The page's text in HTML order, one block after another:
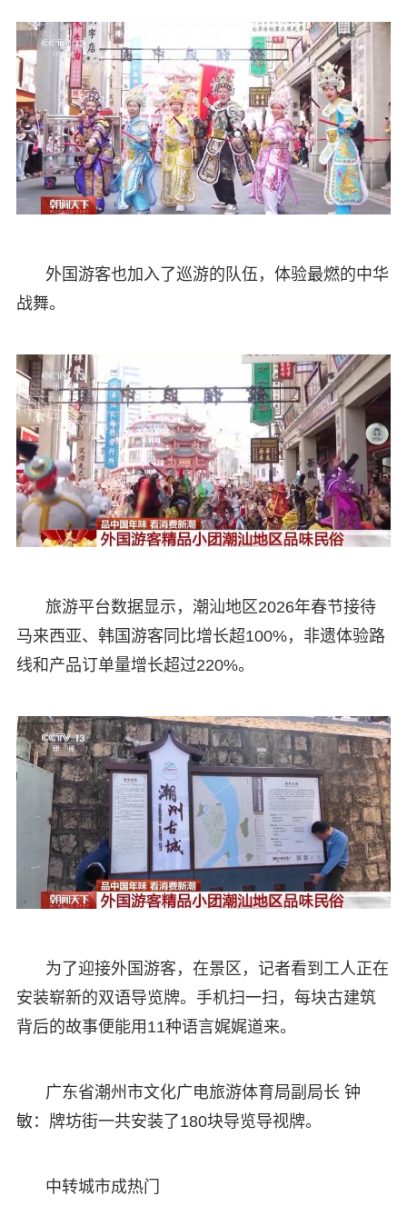
外国游客也加入了巡游的队伍，体验最燃的中华
战舞。
旅游平台数据显示，潮汕地区2026年春节接待
马来西亚、韩国游客同比增长超100%，非遗体验路
线和产品订单量增长超过220%。
为了迎接外国游客，在景区，记者看到工人正在
安装崭新的双语导览牌。手机扫一扫，每块古建筑
背后的故事便能用11种语言娓娓道来。
广东省潮州市文化广电旅游体育局副局长 钟
敏：牌坊街一共安装了180块导览导视牌。
中转城市成热门